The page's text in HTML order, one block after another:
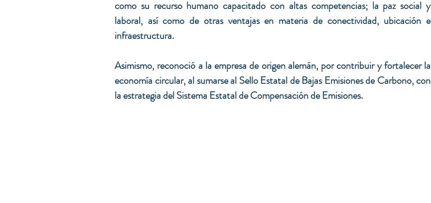
como su recurso humano capacitado con altas competencias; la paz social y
laboral, así como de otras ventajas en materia de conectividad, ubicación e
infraestructura.
Asimismo, reconoció a la empresa de origen alemán, por contribuir y fortalecer la
economía circular, al sumarse al Sello Estatal de Bajas Emisiones de Carbono, con
la estrategia del Sistema Estatal de Compensación de Emisiones.